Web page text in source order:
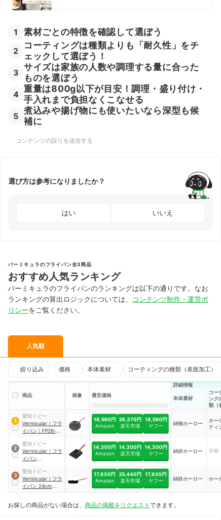
1 素材ごとの特徴を確認して選ぼう
2
コーティングは種類よりも「耐久性」をチ
ェックして選ぼう！
3
サイズは家族の人数や調理する量に合った
ものを選ぼう
4
重量は800g以下が目安！調理・盛り付け・
手入れまで負担なくこなせる
5
煮込みや揚げ物にも使いたいなら深型も候
補に
コンテンツの誤りを送信する
選び方は参考になりましたか？
はい いいえ
バーミキュラのフライパン全3商品
おすすめ人気ランキング
バーミキュラのフライパンのランキングは以下の通りです。なお
ランキングの算出ロジックについては、
コンテンツ制作・運営ポ
リシーをご覧ください。
人気順
絞り込み 価格 本体素材 コーティングの種類（表面加工）
商品 画像 最安価格
詳細情報
本体素材
コー
ング
類（
1
愛知ドビー
Vermicular ｜ フラ
イパン ｜ FP26-
18,590円
Amazon
26,370円
楽天市場
18,590円
ヤフー
鋳物ホーロー
ホー
ティ
2
愛知ドビー
Vermicular ｜ フラ
イパン
FPET-WN
14,300円
Amazon
14,300円
楽天市場
14,300円
ヤフー
鋳鉄ホーロー 不明
3
愛知ドビー
Vermicular ｜ フラ
イパン 24cm
DEEP｜FP24-OK
17,930円
Amazon
25,440円
楽天市場
17,930円
ヤフー
鋳鉄ホーロー ホー
お探しの商品がない場合は、 商品の掲載をリクエスト できます。